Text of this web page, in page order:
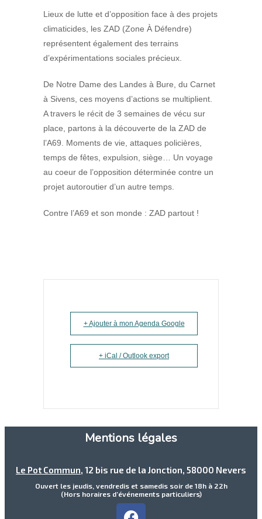
Lieux de lutte et d’opposition face à des projets
climaticides, les ZAD (Zone À Défendre)
représentent également des terrains
d’expérimentations sociales précieux.
De Notre Dame des Landes à Bure, du Carnet
à Sivens, ces moyens d’actions se multiplient.
A travers le récit de 3 semaines de vécu sur
place, partons à la découverte de la ZAD de
l’A69. Moments de vie, attaques policières,
temps de fêtes, expulsion, siège… Un voyage
au coeur de l’opposition déterminée contre un
projet autoroutier d’un autre temps.
Contre l’A69 et son monde : ZAD partout !
+ Ajouter à mon Agenda Google
+ iCal / Outlook export
Mentions légales
Le Pot Commun , 12 bis rue de la Jonction, 58000 Nevers
Ouvert les jeudis, vendredis et samedis soir de 18h à 22h
(Hors horaires d’événements particuliers)